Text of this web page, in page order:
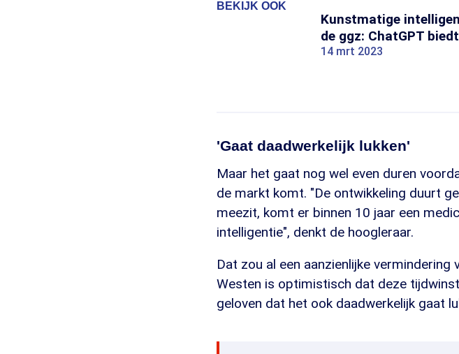
BEKIJK OOK
Kunstmatige
de ggz: ChatGPT
14 mrt 2023
'Gaat daadwerkelijk lukken'
Maar het gaat nog wel even duren
de markt komt. "De ontwikkeling duurt
meezit, komt er binnen 10 jaar een
intelligentie", denkt de hoogleraar.
Dat zou al een aanzienlijke
Westen is optimistisch dat deze
geloven dat het ook daadwerkelijk gaat